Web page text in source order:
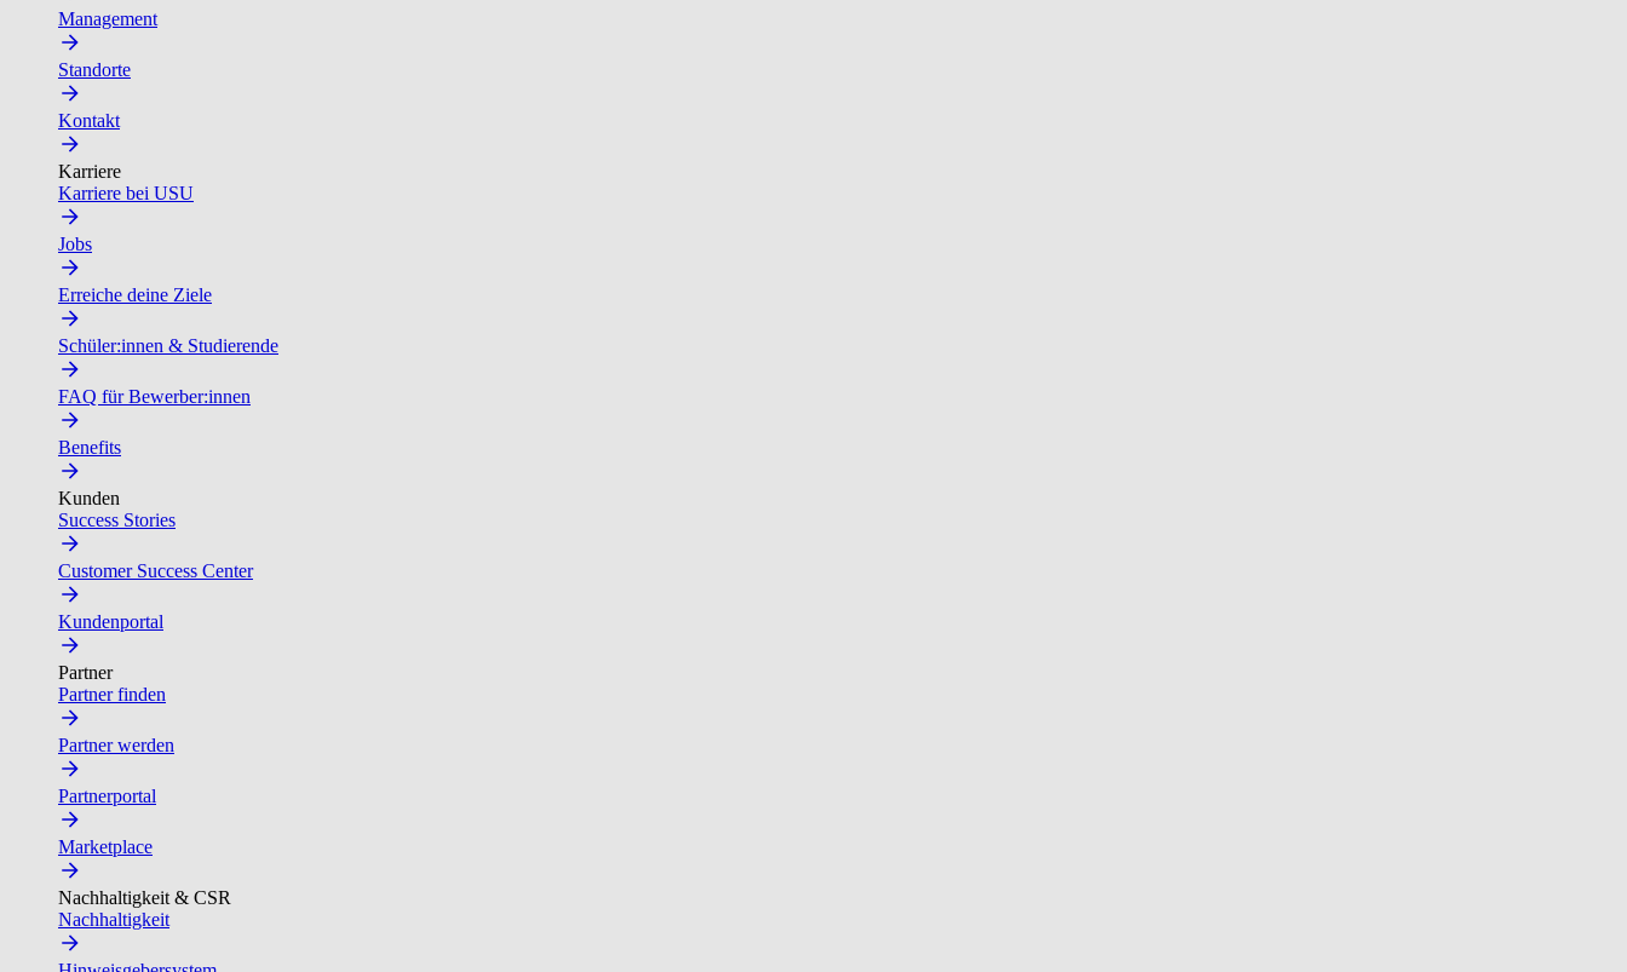
Management
Standorte
Kontakt
Karriere
Karriere bei USU
Jobs
Erreiche deine Ziele
Schüler:innen & Studierende
FAQ für Bewerber:innen
Benefits
Kunden
Success Stories
Customer Success Center
Kundenportal
Partner
Partner finden
Partner werden
Partnerportal
Marketplace
Nachhaltigkeit & CSR
Nachhaltigkeit